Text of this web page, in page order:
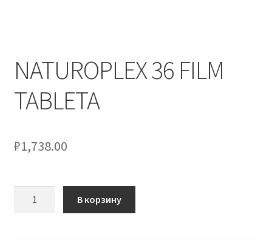
NATUROPLEX 36 FILM
TABLETA
₽1,738.00
В корзину